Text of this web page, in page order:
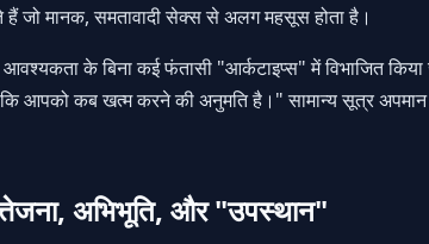
हैं जो मानक, समतावादी सेक्स से अलग महसूस होता है।
के बिना कई फंतासी "आर्कटाइप्स" में विभाजित
आपको कब खत्म करने की अनुमति है।" सामान्य सूत्र अपमान
अभिभूति, और "उपस्थान"